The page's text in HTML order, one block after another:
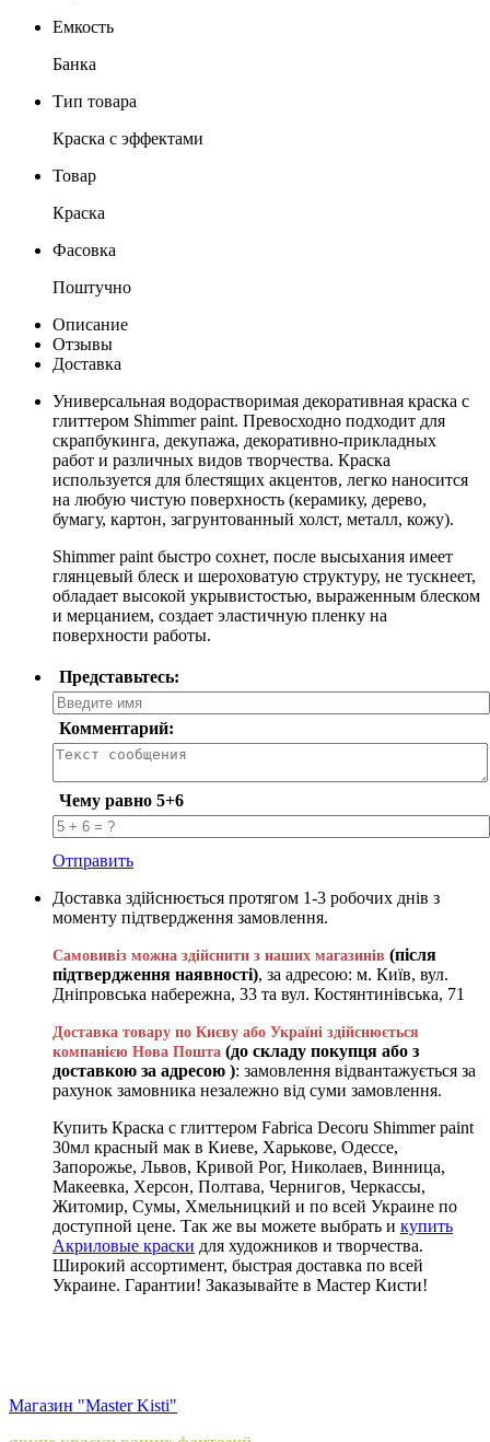
Емкость
Банка
Тип товара
Краска с эффектами
Товар
Краска
Фасовка
Поштучно
Описание
Отзывы
Доставка
Универсальная водорастворимая декоративная краска с
глиттером Shimmer paint. Превосходно подходит для
скрапбукинга, декупажа, декоративно-прикладных
работ и различных видов творчества. Краска
используется для блестящих акцентов, легко наносится
на любую чистую поверхность (керамику, дерево,
бумагу, картон, загрунтованный холст, металл, кожу).
Shimmer paint быстро сохнет, после высыхания имеет
глянцевый блеск и шероховатую структуру, не тускнеет,
обладает высокой укрывистостью, выраженным блеском
и мерцанием, создает эластичную пленку на
поверхности работы.
Представьтесь:
Комментарий:
Чему равно 5+6
Отправить
Доставка здійснюється протягом 1-3 робочих днів з
моменту підтвердження замовлення.
Самовивіз можна здійснити з наших магазинів (після
підтвердження наявності), за адресою: м. Київ, вул.
Дніпровська набережна, 33 та вул. Костянтинівська, 71
Доставка товару по Києву або Україні здійснюється
компанією Нова Пошта (до складу покупця або з
доставкою за адресою ): замовлення відвантажується за
рахунок замовника незалежно від суми замовлення.
Купить Краска с глиттером Fabrica Decoru Shimmer paint
30мл красный мак в Киеве, Харькове, Одессе,
Запорожье, Львов, Кривой Рог, Николаев, Винница,
Макеевка, Херсон, Полтава, Чернигов, Черкассы,
Житомир, Сумы, Хмельницкий и по всей Украине по
доступной цене. Так же вы можете выбрать и купить
Акриловые краски для художников и творчества.
Широкий ассортимент, быстрая доставка по всей
Украине. Гарантии! Заказывайте в Мастер Кисти!
Магазин "Master Kisti"